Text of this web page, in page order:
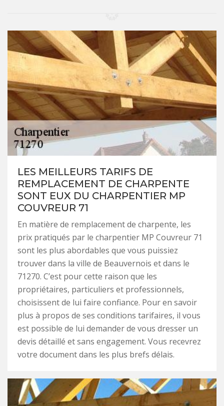
LES MEILLEURS TARIFS DE
REMPLACEMENT DE CHARPENTE
SONT EUX DU CHARPENTIER MP
COUVREUR 71
En matière de remplacement de charpente, les
prix pratiqués par le charpentier MP Couvreur 71
sont les plus abordables que vous puissiez
trouver dans la ville de Beauvernois et dans le
71270. C’est pour cette raison que les
propriétaires, particuliers et professionnels,
choisissent de lui faire confiance. Pour en savoir
plus à propos de ses conditions tarifaires, il vous
est possible de lui demander de vous dresser un
devis détaillé et sans engagement. Vous recevrez
votre document dans les plus brefs délais.